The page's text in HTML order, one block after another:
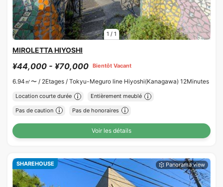
1 / 1
MIROLETTA HIYOSHI
¥44,000 - ¥70,000 Bientôt Vacant
6.94㎡〜 / 2Etages / Tokyu-Meguro line Hiyoshi(Kanagawa) 12Minutes
Location courte durée Entièrement meublé
Pas de caution Pas de honoraires
Voir les détails
SHAREHOUSE